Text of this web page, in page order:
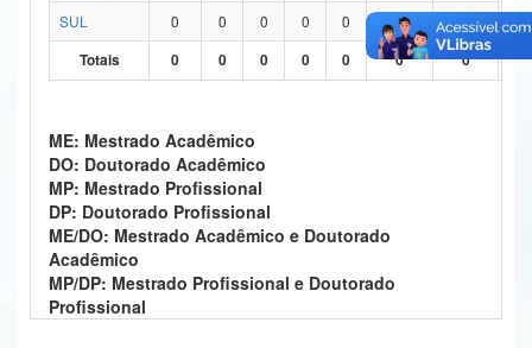
Ministério da Mulher, da Família e dos Direitos Humanos
Banco Central do Brasil
SUL
0 0 0 0 0 0 0
0
Totais
0 0 0 0 0 0 0 0
ME: Mestrado Acadêmico
DO: Doutorado Acadêmico
MP: Mestrado Profissional
DP: Doutorado Profissional
ME/DO: Mestrado Acadêmico e Doutorado
Acadêmico
MP/DP: Mestrado Profissional e Doutorado
Profissional